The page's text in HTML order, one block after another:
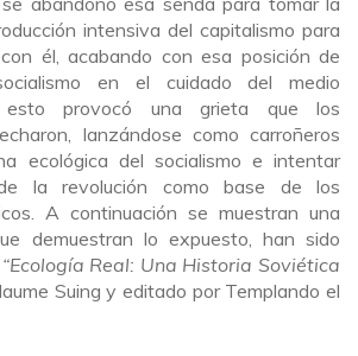
intensiva del capitalismo para
él, acabando con esa posición de
en el cuidado del medio
esto provocó una grieta que los
lanzándose como carroñeros
ecológica del socialismo e intentar
la revolución como base de los
A continuación se muestran una
demuestran lo expuesto, han sido
“Ecología Real: Una Historia Soviética
Suing y editado por Templando el